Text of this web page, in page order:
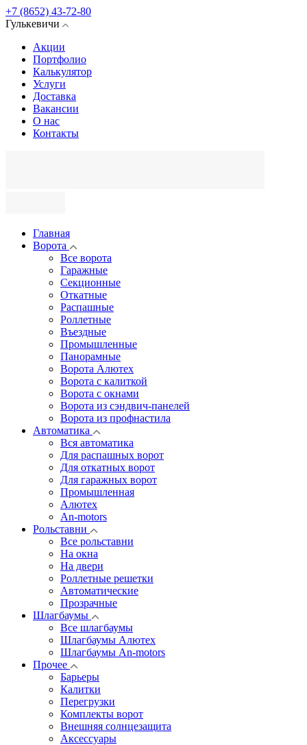
+7 (8652) 43-72-80
Гулькевичи
Акции
Портфолио
Калькулятор
Услуги
Доставка
Вакансии
О нас
Контакты
Главная
Ворота
Все ворота
Гаражные
Секционные
Откатные
Распашные
Роллетные
Въездные
Промышленные
Панорамные
Ворота Алютех
Ворота с калиткой
Ворота c окнами
Ворота из сэндвич-панелей
Ворота из профнастила
Автоматика
Вся автоматика
Для распашных ворот
Для откатных ворот
Для гаражных ворот
Промышленная
Алютех
An-motors
Рольставни
Все рольставни
На окна
На двери
Роллетные решетки
Автоматические
Прозрачные
Шлагбаумы
Все шлагбаумы
Шлагбаумы Алютех
Шлагбаумы An-motors
Прочее
Барьеры
Калитки
Перегрузки
Комплекты ворот
Внешняя солнцезащита
Аксессуары